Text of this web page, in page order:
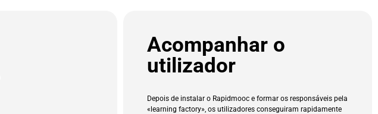
Acompanhar o
utilizador
Depois de instalar o Rapidmooc e formar os responsáveis pela
«learning factory», os utilizadores conseguiram rapidamente